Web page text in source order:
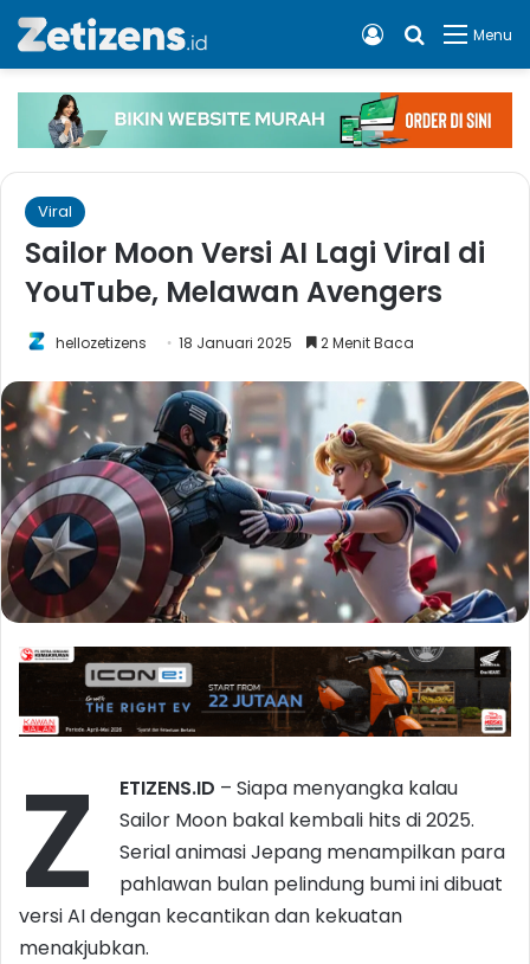
Menu
Cari apa,
Log In
Viral
Sailor Moon Versi AI Lagi Viral di
YouTube, Melawan Avengers
hellozetizens 18 Januari 2025 2 Menit Baca
Z ETIZENS.ID – Siapa menyangka kalau
Sailor Moon bakal kembali hits di 2025.
Serial animasi Jepang menampilkan para
pahlawan bulan pelindung bumi ini dibuat
versi AI dengan kecantikan dan kekuatan
menakjubkan.